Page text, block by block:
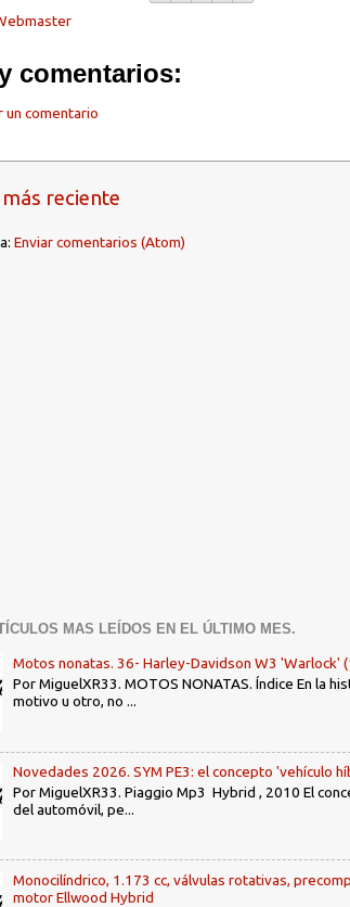
comentarios:
un comentario
reciente
Enviar comentarios (Atom)
MAS LEÍDOS EN EL ÚLTIMO MES.
Motos nonatas. 36- Harley-Davidson W3 'Warlock'
Por MiguelXR33. MOTOS NONATAS. Índice En la
motivo u otro, no ...
Novedades 2026. SYM PE3: el concepto 'vehículo
Por MiguelXR33. Piaggio Mp3 Hybrid , 2010 El
del automóvil, pe...
Monocilíndrico, 1.173 cc, válvulas rotativas,
motor Ellwood Hybrid